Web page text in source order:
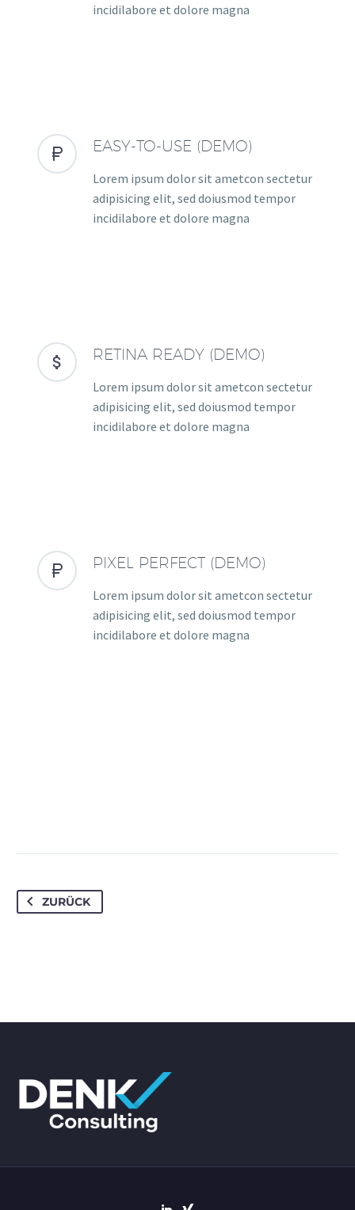
incidilabore et dolore magna

 EASY-TO-USE (DEMO)
Lorem ipsum dolor sit ametcon sectetur
adipisicing elit, sed doiusmod tempor
incidilabore et dolore magna

 RETINA READY (DEMO)
Lorem ipsum dolor sit ametcon sectetur
adipisicing elit, sed doiusmod tempor
incidilabore et dolore magna

 PIXEL PERFECT (DEMO)
Lorem ipsum dolor sit ametcon sectetur
adipisicing elit, sed doiusmod tempor
incidilabore et dolore magna
ZURÜCK